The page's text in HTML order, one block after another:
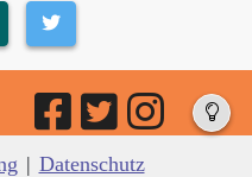
| Datenschutz